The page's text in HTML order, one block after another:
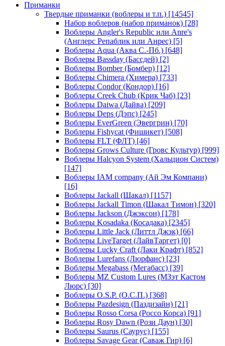
Приманки
Твердые приманки (воблеры и т.п.) [14545]
Набор воблеров (набор приманок) [28]
Воблеры Angler's Republic или Anre's
(Англерс Репаблик или Анрес) [5]
Воблеры Aqua (Аква С.-Пб.) [648]
Воблеры Bassday (Бассдей) [2]
Воблеры Bomber (Бомбер) [12]
Воблеры Chimera (Химера) [733]
Воблеры Condor (Кондор) [16]
Воблеры Creek Chub (Крик Чаб) [23]
Воблеры Daiwa (Дайва) [209]
Воблеры Deps (Дэпс) [245]
Воблеры EverGreen (Эвергрин) [70]
Воблеры Fishycat (Фишикет) [508]
Воблеры FLT (ФЛТ) [46]
Воблеры Grows Culture (Гровс Культур) [999]
Воблеры Halcyon System (Хальцион Систем)
[147]
Воблеры IAM company (Ай Эм Компани)
[16]
Воблеры Jackall (Шакал) [1157]
Воблеры Jackall Timon (Шакал Тимон) [320]
Воблеры Jackson (Джэксон) [178]
Воблеры Kosadaka (Косадака) [2345]
Воблеры Little Jack (Литтл Джэк) [66]
Воблеры LiveTarget (ЛайвТаргет) [0]
Воблеры Lucky Craft (Лаки Крафт) [852]
Воблеры Lurefans (Люрфанс) [23]
Воблеры Megabass (Мегабасс) [39]
Воблеры MZ Custom Lures (МЗэт Кастом
Люрс) [30]
Воблеры O.S.P. (О.С.П.) [368]
Воблеры Pazdesign (Паздизайн) [21]
Воблеры Rosso Corsa (Россо Корса) [91]
Воблеры Rosy Dawn (Рози Даун) [30]
Воблеры Saurus (Саурус) [155]
Воблеры Savage Gear (Саваж Гир) [6]